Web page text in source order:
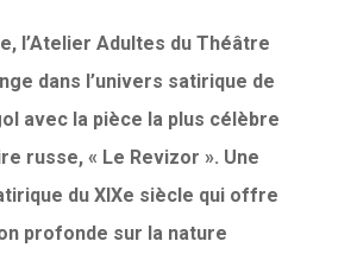
l’Atelier Adultes du Théâtre
dans l’univers satirique de
avec la pièce la plus célèbre
russe, « Le Revizor ». Une
du XIXe siècle qui offre
profonde sur la nature